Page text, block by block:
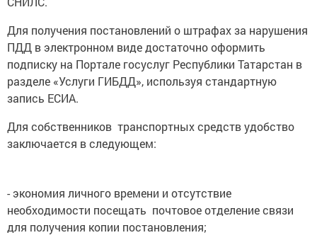
ПДД в электронном виде достаточно оформить
подписку на Портале госуслуг Республики Татарстан в
разделе «Услуги ГИБДД», используя стандартную
запись ЕСИА.
заключается в следующем:
необходимости посещать почтовое отделение связи
для получения копии постановления;